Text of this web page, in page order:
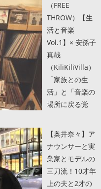
（FREE
THROW）【生
活と音楽
Vol.1】× 安孫子
真哉
（KiliKiliVilla）
「家族との生
活」と「音楽の
場所に戻る覚
【奥井奈々】ア
ナウンサーと実
業家とモデルの
三刀流！10才年
上の夫と2才の